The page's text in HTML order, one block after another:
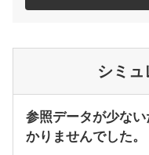
シミ
参照データが少な
かりませんでした。